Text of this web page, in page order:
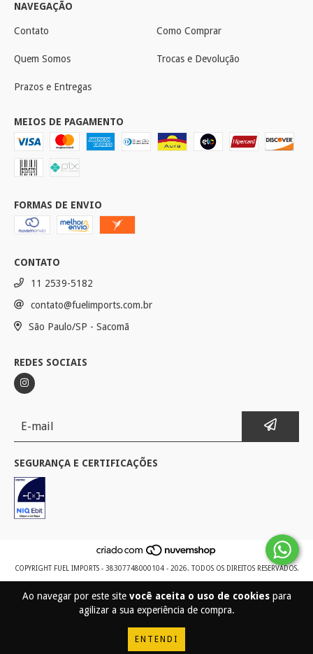
Ao navegar por este site você aceita o uso de cookiespara
agilizar a sua experiência de compra.
ENTENDI
NAVEGAÇÃO
Contato Como Comprar
Quem Somos Trocas e Devolução
Prazos e Entregas
MEIOS DE PAGAMENTO
FORMAS DE ENVIO
CONTATO
11 2539-5182
contato@fuelimports.com.br
São Paulo/SP - Sacomã
REDES SOCIAIS
SEGURANÇA E CERTIFICAÇÕES
COPYRIGHT FUEL IMPORTS - 38307748000104 - 2026. TODOS OS DIREITOS RESERVADOS.